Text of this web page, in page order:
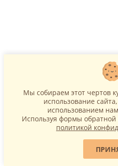
В корзину
<
Мы собираем этот чертов
использование
использованием
Используя формы обратной
политикой